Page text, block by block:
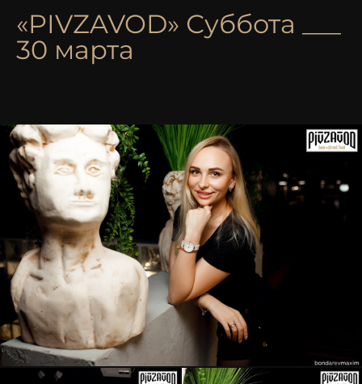
«PIVZAVOD» Суббота ___
30 марта